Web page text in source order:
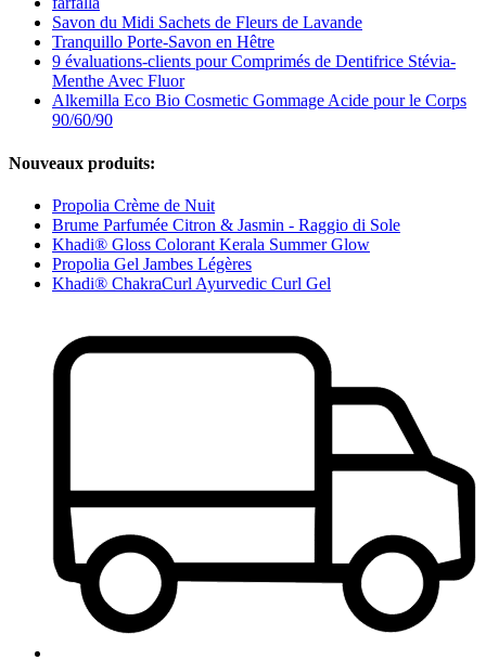
Savon du Midi Sachets de Fleurs de Lavande
Tranquillo Porte-Savon en Hêtre
9 évaluations-clients pour Comprimés de Dentifrice Stévia-
Menthe Avec Fluor
Alkemilla Eco Bio Cosmetic Gommage Acide pour le Corps
90/60/90
Nouveaux produits:
Propolia Crème de Nuit
Brume Parfumée Citron & Jasmin - Raggio di Sole
Khadi® Gloss Colorant Kerala Summer Glow
Propolia Gel Jambes Légères
Khadi® ChakraCurl Ayurvedic Curl Gel